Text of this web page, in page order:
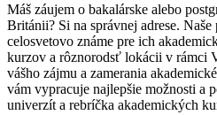
Máš záujem o bakalárske alebo
Británii? Si na správnej adrese.
celosvetovo známe pre ich
kurzov a rôznorodsť lokácii v rámci
vášho zájmu a zamerania
vám vypracuje najlepšie možnosti a
univerzít a rebríčka akademických